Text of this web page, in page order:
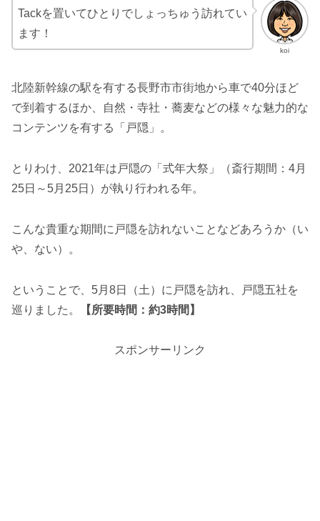
koi
Tackを置いてひとりでしょっちゅう訪れてい
ます！
北陸新幹線の駅を有する長野市市街地から車で40分ほど
で到着するほか、自然・寺社・蕎麦などの様々な魅力的な
コンテンツを有する「戸隠」。
とりわけ、2021年は戸隠の「式年大祭」（斎行期間：4月
25日～5月25日）が執り行われる年。
こんな貴重な期間に戸隠を訪れないことなどあろうか（い
や、ない）。
ということで、5月8日（土）に戸隠を訪れ、戸隠五社を
巡りました。
【所要時間：約3時間】
スポンサーリンク